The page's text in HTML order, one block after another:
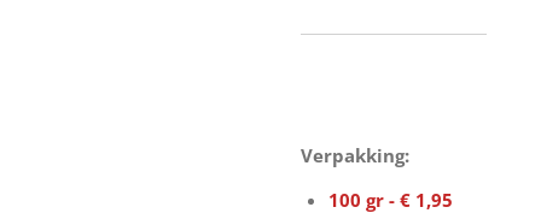
Verpakking:
100 gr - € 1,95